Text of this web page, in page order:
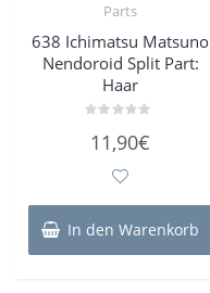
Parts
638 Ichimatsu Matsuno
Nendoroid Split Part:
Haar
mit
11,90€
In den Warenkorb